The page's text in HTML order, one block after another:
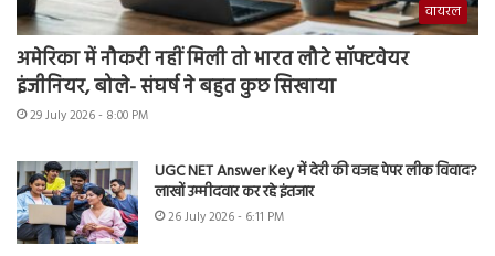
वायरल
अमेरिका में नौकरी नहीं मिली तो भारत लौटे सॉफ्टवेयर
इंजीनियर, बोले- संघर्ष ने बहुत कुछ सिखाया
29 July 2026 - 8:00 PM
UGC NET Answer Key में देरी की वजह पेपर लीक विवाद?
लाखों उम्मीदवार कर रहे इंतजार
26 July 2026 - 6:11 PM